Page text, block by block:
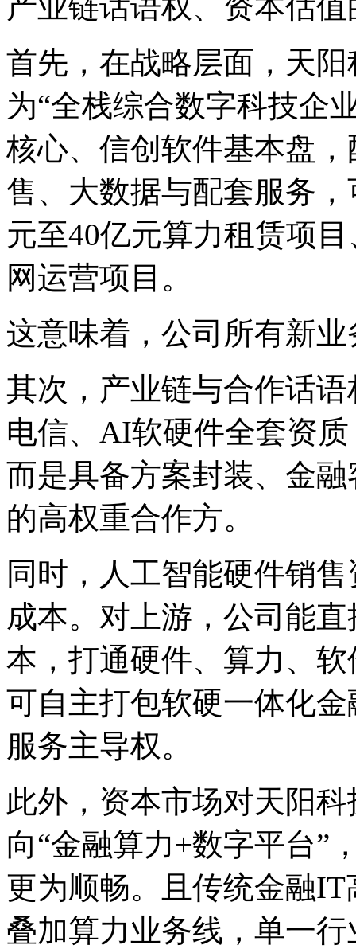
产业链话语权、资本估
首先，在战略层面，天
为“全栈综合数字科技企
核心、信创软件基本盘
售、大数据与配套服务
元至40亿元算力租赁项
网运营项目。
这意味着，公司所有新
其次，产业链与合作话
电信、AI软硬件全套资
而是具备方案封装、金
的高权重合作方。
同时，人工智能硬件销
成本。对上游，公司能
本，打通硬件、算力、
可自主打包软硬一体化
服务主导权。
此外，资本市场对天阳
向“金融算力+数字平台”
更为顺畅。且传统金融
叠加算力业务线，单一